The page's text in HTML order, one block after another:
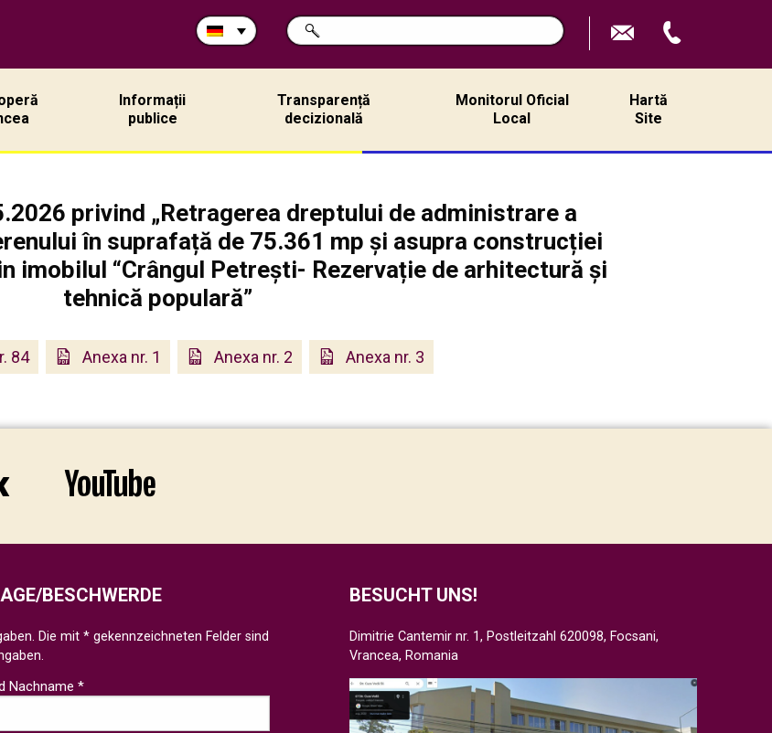
Durchsuchen
Sie
SUCHE
Informații
publice
Transparență
decizională
Monitorul Oficial
Local
Hartă
Site
privind „Retragerea dreptului de administrare a
în suprafață de 75.361 mp și asupra construcției
imobilul “Crângul Petrești- Rezervație de arhitectură și
tehnică populară”
84 Anexa nr. 1 Anexa nr. 2 Anexa nr. 3
BESUCHT UNS!
Dimitrie Cantemir nr. 1, Postleitzahl 620098, Focsani,
Vrancea, Romania
BESCHWERDE
Die mit * gekennzeichneten Felder sind
Nachname *